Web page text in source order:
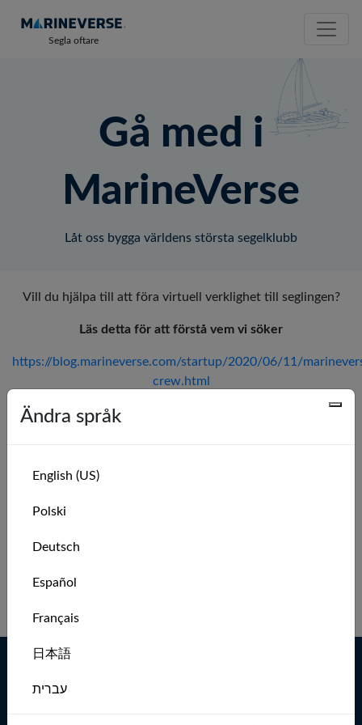
Segla oftare
Gå med i
MarineVerse
Låt oss bygga världens största segelklubb
Vill du hjälpa till att föra virtuell verklighet till seglingen?
Läs detta för att förstå vem vi söker
https://blog.marineverse.com/startup/2020/06/11/
crew.html
Låt oss prata, säg hej på ahoy(at)marineverse.com
Vi har inga lediga tjänster för tillfället, men om du brinner
Unity-utvecklare
Ändra språk
English (US)
Polski
Deutsch
Español
Français
日本語
עברית